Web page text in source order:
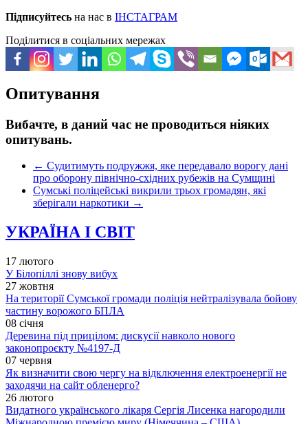
Підписуйтесь на нас в ІНСТАГРАМ
Поділитися в соціальних мережах
Опитування
Вибачте, в даний час не проводиться ніяких
опитувань.
← Судитимуть подружжя, яке передавало ворогу дані
про оборону північно-східних рубежів на Сумщині
Сумські поліцейські викрили трьох громадян, які
зберігали наркотики →
УКРАЇНА І СВІТ
17 лютого
У Білопіллі знову вибух
27 жовтня
На території Сумської громади поліція нейтралізувала бойову
частину ворожого БПЛА
08 січня
Деревина під прицілом: дискусії навколо нового
законопроєкту №4197-Д
07 червня
Як визначити свою чергу на відключення електроенергії не
заходячи на сайт обленерго?
26 лютого
Видатного українського лікаря Сергія Лисенка нагородили